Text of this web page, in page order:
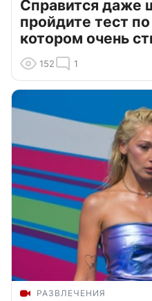
Справится даже
пройдите тест
котором очень
152 1
РАЗВЛЕЧЕНИЯ